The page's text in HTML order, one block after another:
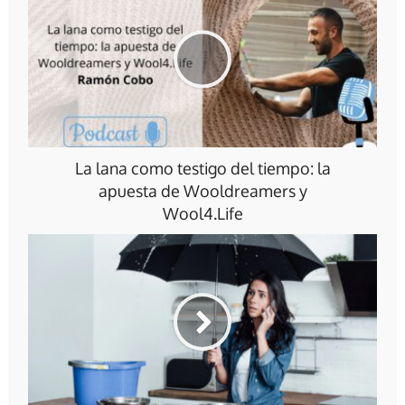
La lana como testigo del tiempo: la
apuesta de Wooldreamers y
Wool4.Life